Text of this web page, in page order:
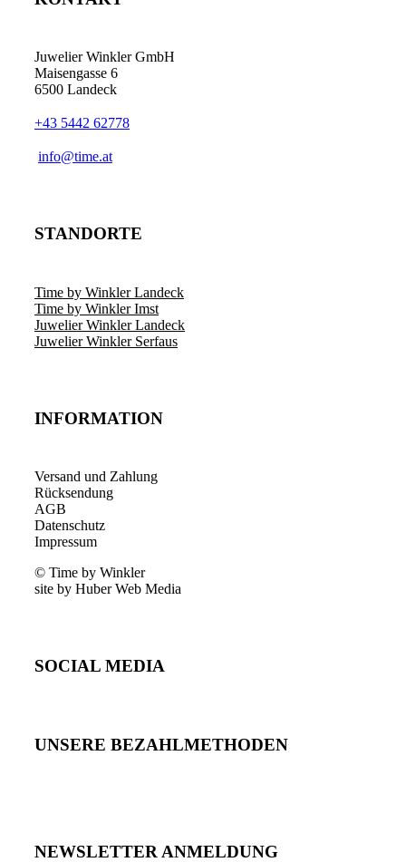
Juwelier Winkler GmbH
Maisengasse 6
6500 Landeck
+43 5442 62778
info@time.at
STANDORTE
Time by Winkler Landeck
Time by Winkler Imst
Juwelier Winkler Landeck
Juwelier Winkler Serfaus
INFORMATION
Versand und Zahlung
Rücksendung
AGB
Datenschutz
Impressum
© Time by Winkler
site by Huber Web Media
SOCIAL MEDIA
UNSERE BEZAHLMETHODEN
NEWSLETTER ANMELDUNG